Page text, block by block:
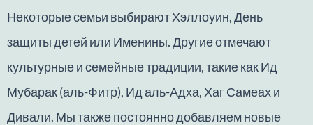
Некоторые семьи выбирают Хэллоуин, День
защиты детей или Именины. Другие отмечают
культурные и семейные традиции, такие как Ид
Мубарак (аль-Фитр), Ид аль-Адха, Хаг Самеах и
Дивали. Мы также постоянно добавляем новые